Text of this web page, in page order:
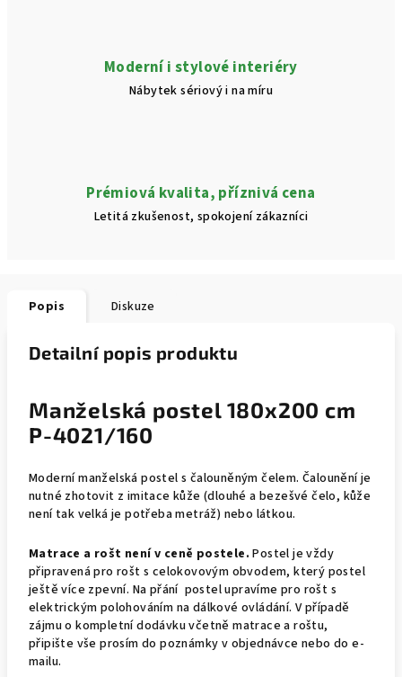
Moderní i stylové interiéry
Nábytek sériový i na míru
Prémiová kvalita, příznivá cena
Letitá zkušenost, spokojení zákazníci
Popis Diskuze
Detailní popis produktu
Manželská postel 180x200 cm
P-4021/160
Moderní manželská postel s čalouněným čelem. Čalounění je
nutné zhotovit z imitace kůže (dlouhé a bezešvé čelo, kůže
není tak velká je potřeba metráž) nebo látkou.
Matrace a rošt není v ceně postele. Postel je vždy
připravená pro rošt s celokovovým obvodem, který postel
ještě více zpevní. Na přání postel upravíme pro rošt s
elektrickým polohováním na dálkové ovládání. V případě
zájmu o kompletní dodávku včetně matrace a roštu,
připište vše prosím do poznámky v objednávce nebo do e-
mailu.